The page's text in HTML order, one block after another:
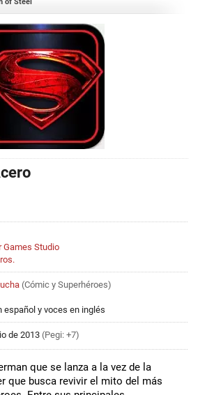
Games Studio
(Cómic y Superhéroes)
español y voces en inglés
de 2013 (Pegi: +7)
que se lanza a la vez de la
que busca revivir el mito del más